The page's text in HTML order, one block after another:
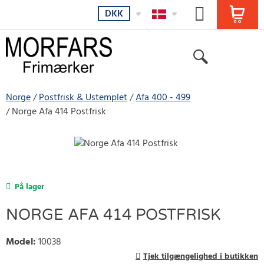
DKK
Norge Postfrisk & Ustemplet Afa 400 - 499
Norge Afa 414 Postfrisk
På lager
NORGE AFA 414 POSTFRISK
Model:10038
Tjek tilgængelighed i butikken